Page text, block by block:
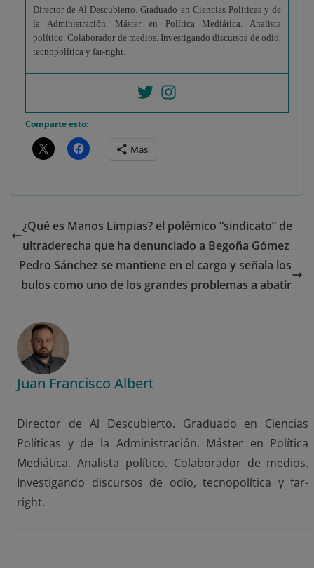
Director de Al Descubierto. Graduado en Ciencias Políticas y de
la Administración. Máster en Política Mediática. Analista
político. Colaborador de medios. Investigando discursos de odio,
tecnopolítica y far-right.
Comparte esto:
Más
¿Qué es Manos Limpias? el polémico “sindicato” de
ultraderecha que ha denunciado a Begoña Gómez
Pedro Sánchez se mantiene en el cargo y señala los
bulos como uno de los grandes problemas a abatir
Juan Francisco Albert
Director de Al Descubierto. Graduado en Ciencias
Políticas y de la Administración. Máster en Política
Mediática. Analista político. Colaborador de medios.
Investigando discursos de odio, tecnopolítica y far-
right.